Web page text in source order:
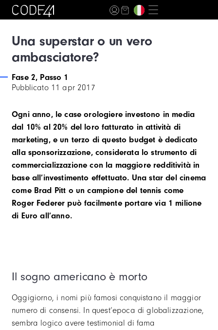
Una superstar o un vero
ambasciatore?
Fase 2, Passo 1
Pubblicato 11 apr 2017
Ogni anno, le case orologiere investono in media
dal 10% al 20% del loro fatturato in attività di
marketing, e un terzo di questo budget è dedicato
alla sponsorizzazione, considerata lo strumento di
commercializzazione con la maggiore redditività in
base all’investimento effettuato. Una star del cinema
come Brad Pitt o un campione del tennis come
Roger Federer può facilmente portare via 1 milione
di Euro all’anno.
Il sogno americano è morto
Oggigiorno, i nomi più famosi conquistano il maggior
numero di consensi. In quest’epoca di globalizzazione,
sembra logico avere testimonial di fama